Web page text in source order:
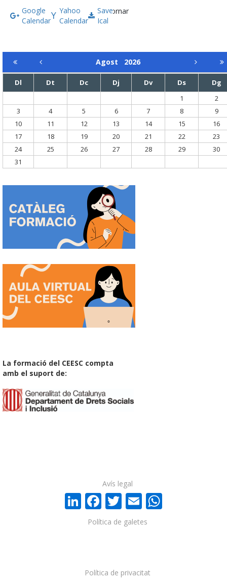
Google
Calendar
Yahoo
Calendar
Save
Ical
Tornar
Agost 2026
Dl Dt Dc Dj Dv Ds
Dg
1
2
3
4 5 6 7 8
9
10
11 12 13 14 15
16
17
18 19 20 21 22
23
24
25 26 27 28 29
30
31
La formació del CEESC compta
amb el suport de:
LinkedIn
Facebook
Twitter
Email
Política de privacitat
Política de galetes
Avís legal